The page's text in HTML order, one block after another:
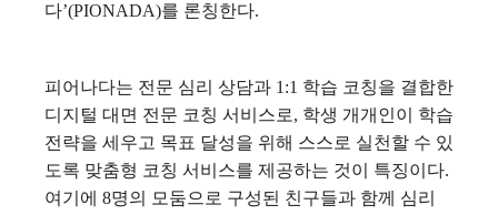
다’(PIONADA)를 론칭한다.
피어나다는 전문 심리 상담과 1:1 학습 코칭을 결합한
디지털 대면 전문 코칭 서비스로, 학생 개개인이 학습
전략을 세우고 목표 달성을 위해 스스로 실천할 수 있
도록 맞춤형 코칭 서비스를 제공하는 것이 특징이다.
여기에 8명의 모둠으로 구성된 친구들과 함께 심리